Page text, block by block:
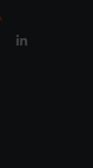
YouTube